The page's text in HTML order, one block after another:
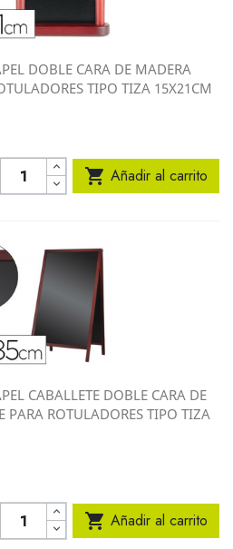
DOBLE CARA DE MADERA
TIPO TIZA 15X21CM
 Añadir al carrito
CABALLETE DOBLE CARA DE
PARA ROTULADORES TIPO TIZA
 Añadir al carrito